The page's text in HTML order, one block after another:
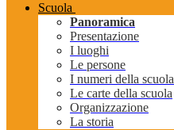
Scuola
Panoramica
Presentazione
I luoghi
Le persone
I numeri della scuola
Le carte della scuola
Organizzazione
La storia